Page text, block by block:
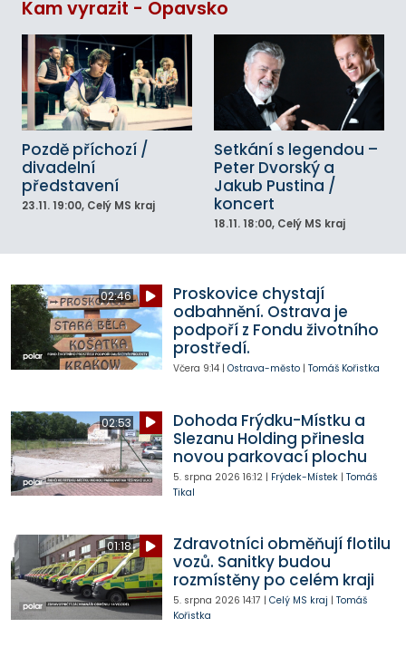
Kam vyrazit - Opavsko
Pozdě příchozí /
divadelní
představení
23.11. 19:00, Celý MS kraj
Setkání s legendou –
Peter Dvorský a
Jakub Pustina /
koncert
18.11. 18:00, Celý MS kraj
02:46
Proskovice chystají
odbahnění. Ostrava je
podpoří z Fondu životního
prostředí.
Včera 9:14| Ostrava-město| Tomáš Kořistka
02:53
Dohoda Frýdku-Místku a
Slezanu Holding přinesla
novou parkovací plochu
5. srpna 2026 16:12| Frýdek-Místek| Tomáš
Tikal
01:18
Zdravotníci obměňují flotilu
vozů. Sanitky budou
rozmístěny po celém kraji
5. srpna 2026 14:17 | Celý MS kraj | Tomáš
Kořistka